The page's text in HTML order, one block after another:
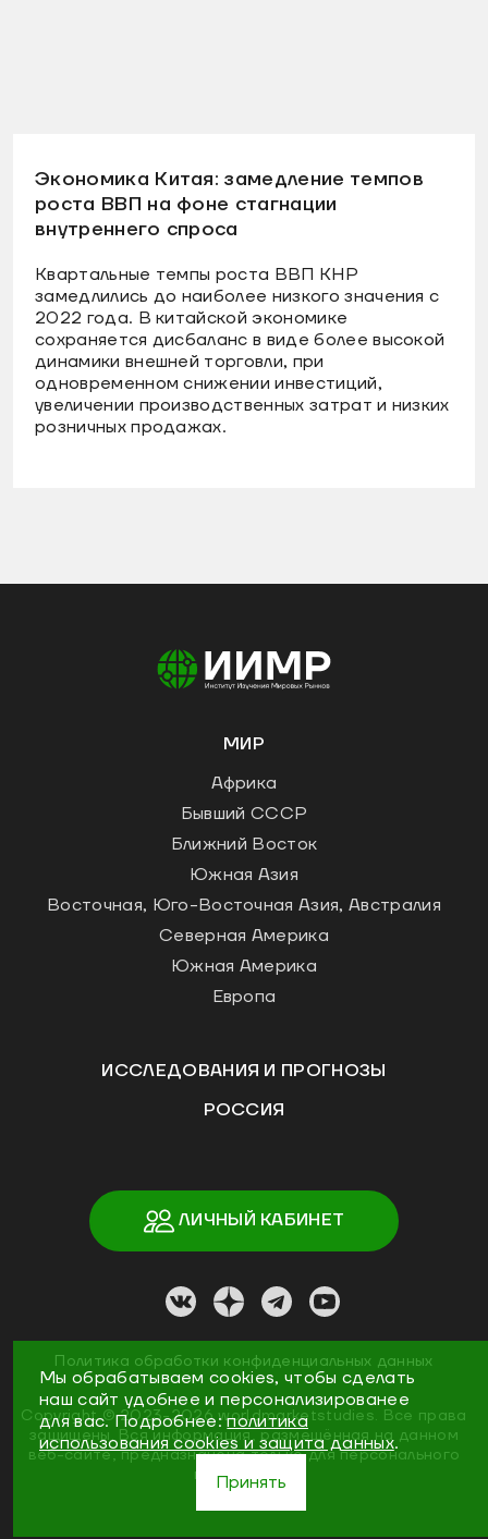
Экономика Китая: замедление темпов
роста ВВП на фоне стагнации
внутреннего спроса
Квартальные темпы роста ВВП КНР
замедлились до наиболее низкого значения с
2022 года. В китайской экономике
сохраняется дисбаланс в виде более высокой
динамики внешней торговли, при
одновременном снижении инвестиций,
увеличении производственных затрат и низких
розничных продажах.
МИР
Африка
Бывший СССР
Ближний Восток
Южная Азия
Восточная, Юго-Восточная Азия, Австралия
Северная Америка
Южная Америка
Европа
ИССЛЕДОВАНИЯ И ПРОГНОЗЫ
РОССИЯ
ЛИЧНЫЙ КАБИНЕТ
Политика обработки конфиденциальных данных
Copyright ©2023-2026worldmarketstudies. Все права
защищены. Вся информация, размещённая на данном
веб-сайте, предназначена только для персонального
пользования
Мы обрабатываем cookies, чтобы сделать
наш сайт удобнее и персонализированее
для вас. Подробнее:политика
использования cookies и защита данных.
Принять